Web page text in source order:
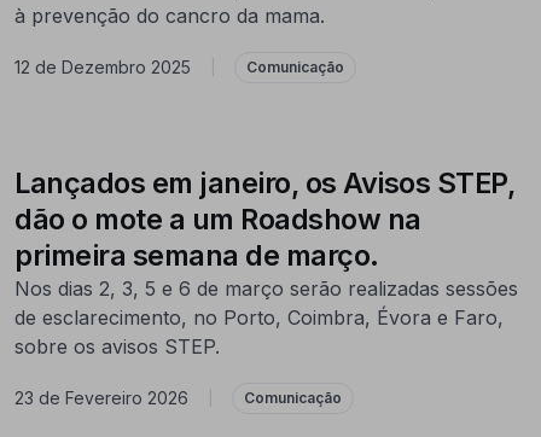
à prevenção do cancro da mama.
12 de Dezembro 2025 Comunicação
Lançados em janeiro, os Avisos STEP,
dão o mote a um Roadshow na
primeira semana de março.
Nos dias 2, 3, 5 e 6 de março serão realizadas sessões
de esclarecimento, no Porto, Coimbra, Évora e Faro,
sobre os avisos STEP.
23 de Fevereiro 2026 Comunicação